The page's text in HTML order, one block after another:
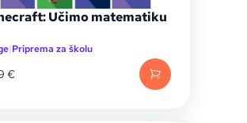
Učimo matematiku
|Priprema za školu
€